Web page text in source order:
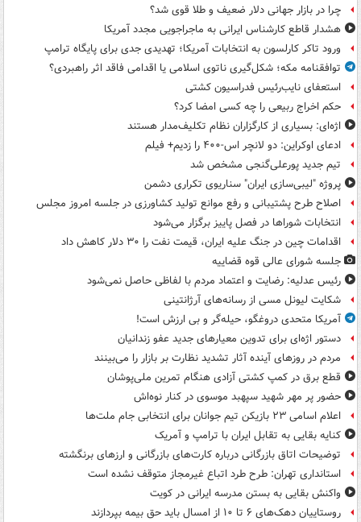
چرا در بازار جهانی دلار ضعیف و طلا قوی شد؟
هشدار قاطع کارشناس ایرانی به ماجراجویی مجدد آمریکا
ورود تاکر کارلسون به انتخابات آمریکا؛ تهدیدی جدی برای پایگاه ترامپ
توافقنامه مکه؛ شکل‌گیری ناتوی اسلامی یا اقدامی فاقد اثر راهبردی؟
استعفای نایب‌رئیس فدراسیون کشتی
حکم اخراج ربیعی را چه کسی امضا کرد؟
اژه‌ای: بسیاری از کارگزاران نظام تکلیف‌مدار هستند
ادعای اوکراین: دو لانچر اس-۴۰۰ را زدیم+ فیلم
تیم جدید پورعلی‌گنجی مشخص شد
پروژه "لیبی‌سازی ایران" سناریوی تکراری دشمن
اصلاح طرح پشتیبانی و رفع موانع تولید کشاورزی در جلسه امروز مجلس
انتخابات شوراها در فصل پاییز برگزار می‌شود
اقدامات چین در جنگ علیه ایران، قیمت نفت را ۳۰ دلار کاهش داد
جلسه شورای عالی قوه قضاییه
رئیس عدلیه: رضایت و اعتماد مردم با لفاظی حاصل نمی‌شود
شکایت لیونل مسی از رسانه‌های آرژانتینی
آمریکا متحدی دروغگو، حیله‌گر و بی ارزش است!
دستور اژه‌ای برای تدوین معیارهای جدید عفو زندانیان
مردم در روزهای آینده آثار تشدید نظارت بر بازار را می‌بینند
قطع برق در کمپ کشتی آزادی هنگام تمرین ملی‌پوشان
حضور پر مهر شهید سپهبد موسوی در کنار نوه‌اش
اعلام اسامی ۲۳ بازیکن تیم جوانان برای انتخابی جام ملت‌ها
کنایه بقایی به تقابل ایران با ترامپ و آمریک
توضیحات اتاق بازرگانی درباره کارت‌های بازرگانی و ارزهای برنگشته
استانداری تهران: طرح طرد اتباع غیرمجاز متوقف نشده است
واکنش بقایی به بستن مدرسه ایرانی در کویت
روستاییان دهک‌های ۶ تا ۱۰ از امسال باید حق بیمه بپردازند